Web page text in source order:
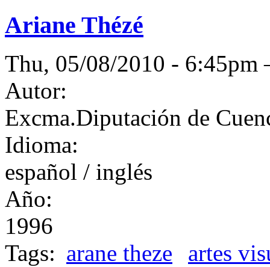
Ariane Thézé
Thu, 05/08/2010 -
Autor:
Excma.Diputación de
Idioma:
español / inglés
Año:
1996
Tags: arane theze artes